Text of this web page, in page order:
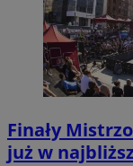
Finały
już w